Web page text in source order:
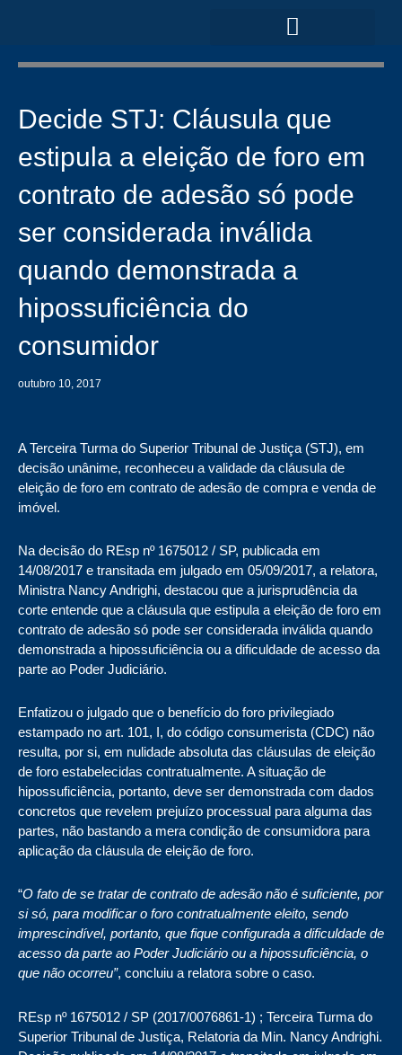
conteúdo
Decide STJ: Cláusula que
estipula a eleição de foro em
contrato de adesão só pode
ser considerada inválida
quando demonstrada a
hipossuficiência do
consumidor
outubro 10, 2017
A Terceira Turma do Superior Tribunal de Justiça (STJ), em
decisão unânime, reconheceu a validade da cláusula de
eleição de foro em contrato de adesão de compra e venda de
imóvel.
Na decisão do REsp nº 1675012 / SP, publicada em
14/08/2017 e transitada em julgado em 05/09/2017, a relatora,
Ministra Nancy Andrighi, destacou que a jurisprudência da
corte entende que a cláusula que estipula a eleição de foro em
contrato de adesão só pode ser considerada inválida quando
demonstrada a hipossuficiência ou a dificuldade de acesso da
parte ao Poder Judiciário.
Enfatizou o julgado que o benefício do foro privilegiado
estampado no art. 101, I, do código consumerista (CDC) não
resulta, por si, em nulidade absoluta das cláusulas de eleição
de foro estabelecidas contratualmente. A situação de
hipossuficiência, portanto, deve ser demonstrada com dados
concretos que revelem prejuízo processual para alguma das
partes, não bastando a mera condição de consumidora para
aplicação da cláusula de eleição de foro.
“O fato de se tratar de contrato de adesão não é suficiente, por
si só, para modificar o foro contratualmente eleito, sendo
imprescindível, portanto, que fique configurada a dificuldade de
acesso da parte ao Poder Judiciário ou a hipossuficiência, o
que não ocorreu”, concluiu a relatora sobre o caso.
REsp nº 1675012 / SP (2017/0076861-1) ; Terceira Turma do
Superior Tribunal de Justiça, Relatoria da Min. Nancy Andrighi.